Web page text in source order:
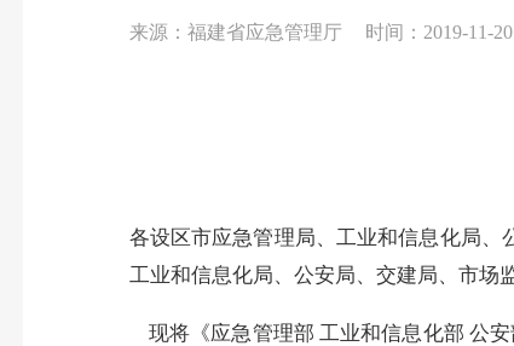
来源：福建省应急管理厅 时间：2019-11-
各设区市应急管理局、工业和信息化局、
工业和信息化局、公安局、交建局、市场
现将《应急管理部 工业和信息化部 公